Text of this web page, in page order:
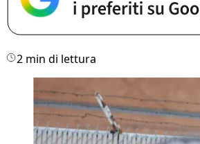
2 min di lettura